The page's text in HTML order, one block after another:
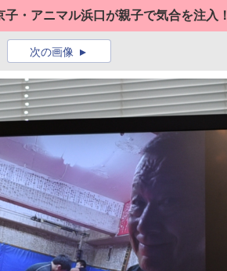
・アニマル浜口が親子で気合を注入！
次の画像